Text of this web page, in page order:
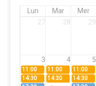
Lun Mar Mer
27
28 29
3 4 5
11:00 11:00 11:00
14:30
14:30 14:30